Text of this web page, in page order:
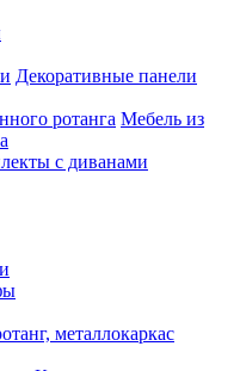
Декоративные панели
Мебель из
с диванами
металлокаркас